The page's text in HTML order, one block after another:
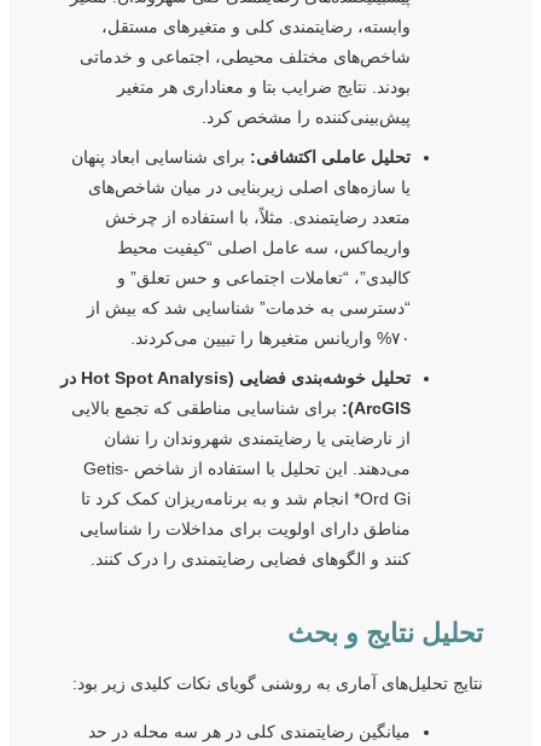
وابسته، رضایتمندی کلی و متغیرهای مستقل،
شاخص‌های مختلف محیطی، اجتماعی و خدماتی
بودند. نتایج ضرایب بتا و معناداری هر متغیر
پیش‌بینی‌کننده را مشخص کرد.
تحلیل عاملی اکتشافی:برای شناسایی ابعاد پنهان
یا سازه‌های اصلی زیربنایی در میان شاخص‌های
متعدد رضایتمندی. مثلاً، با استفاده از چرخش
واریماکس، سه عامل اصلی “کیفیت محیط
کالبدی”، “تعاملات اجتماعی و حس تعلق” و
“دسترسی به خدمات” شناسایی شد که بیش از
تحلیل خوشه‌بندی فضایی (Hot Spot Analysis در
ArcGIS):
برای شناسایی مناطقی که تجمع بالایی
از نارضایتی یا رضایتمندی شهروندان را نشان
می‌دهند. این تحلیل با استفاده از شاخص Getis-
Ord Gi* انجام شد و به برنامه‌ریزان کمک کرد تا
مناطق دارای اولویت برای مداخلات را شناسایی
کنند و الگوهای فضایی رضایتمندی را درک کنند.
تحلیل نتایج و بحث
نتایج تحلیل‌های آماری به روشنی گویای نکات کلیدی زیر بود:
میانگین رضایتمندی کلی در هر سه محله در حد